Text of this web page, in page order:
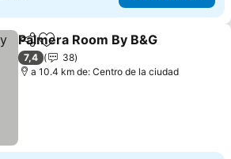
CompartirAgregar a favoritos
Palmera Room By B&G
7,4
38
a 10.4 km de: Centro de la ciudad